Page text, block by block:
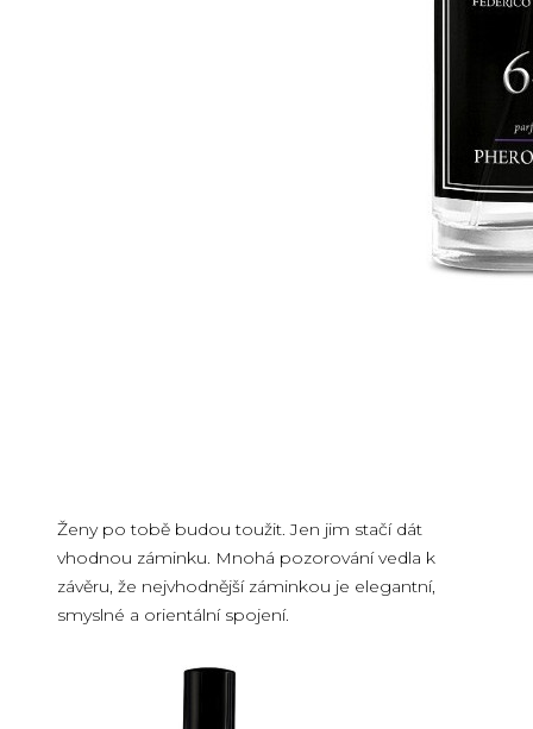
Ženy po tobě budou toužit. Jen jim stačí dát
vhodnou záminku. Mnohá pozorování vedla k
závěru, že nejvhodnější záminkou je elegantní,
smyslné a orientální spojení.